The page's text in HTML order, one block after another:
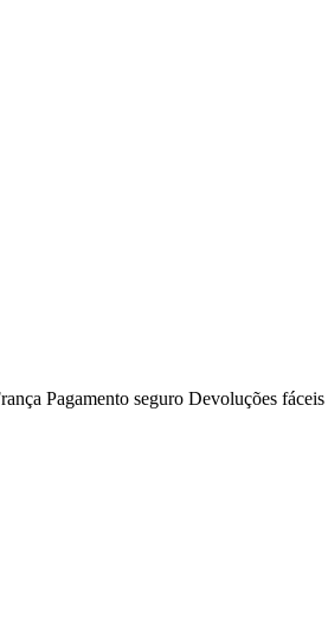
Pagamento seguro Devoluções fáceis